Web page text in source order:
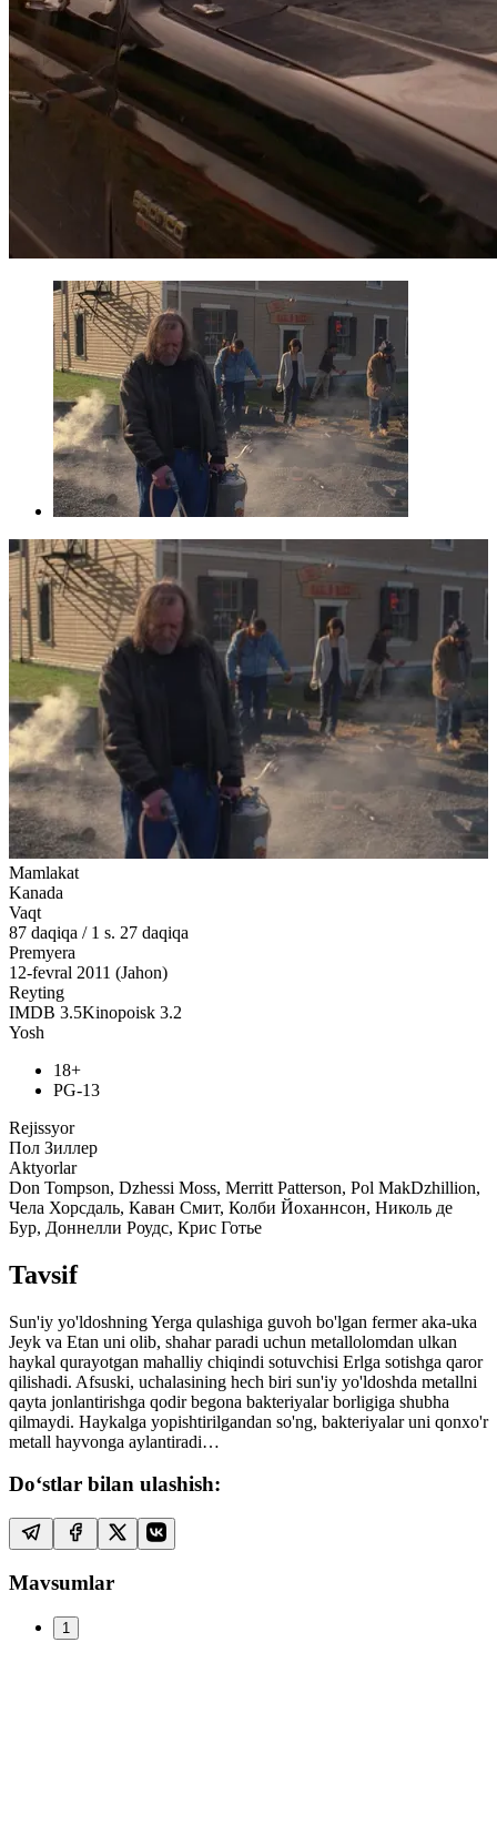
Mamlakat
Kanada
Vaqt
87 daqiqa / 1 s. 27 daqiqa
Premyera
12-fevral 2011 (Jahon)
Reyting
IMDB 3.5Kinopoisk 3.2
Yosh
18+
PG-13
Rejissyor
Пол Зиллер
Aktyorlar
Don Tompson, Dzhessi Moss, Merritt Patterson, Pol MakDzhillion,
Чела Хорсдаль, Каван Смит, Колби Йоханнсон, Николь де
Бур, Доннелли Роудс, Крис Готье
Tavsif
Sun'iy yo'ldoshning Yerga qulashiga guvoh bo'lgan fermer aka-uka
Jeyk va Etan uni olib, shahar paradi uchun metallolomdan ulkan
haykal qurayotgan mahalliy chiqindi sotuvchisi Erlga sotishga qaror
qilishadi. Afsuski, uchalasining hech biri sun'iy yo'ldoshda metallni
qayta jonlantirishga qodir begona bakteriyalar borligiga shubha
qilmaydi. Haykalga yopishtirilgandan so'ng, bakteriyalar uni qonxo'r
metall hayvonga aylantiradi…
Do‘stlar bilan ulashish:
Mavsumlar
1